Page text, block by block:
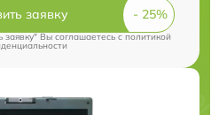
заявку
заявку" Вы соглашаетесь cполитикой